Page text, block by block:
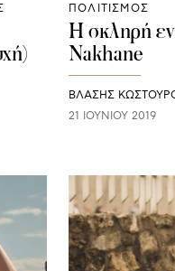
ΠΟΛΙΤΙΣΜΟΣ
Η σκληρή
Nakhane
ΒΛΑΣΗΣ
21 ΙΟΥΝΊΟΥ 2019